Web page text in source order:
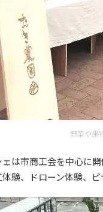
野菜や果
ェは市商工会を中心に
験、ドローン体験、